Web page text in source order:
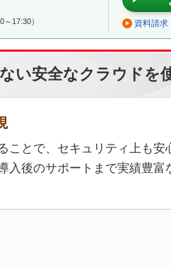
～17:30） 資料請求
い安全なクラウドを
ことで、セキュリティ上も安
後のサポートまで実績豊富